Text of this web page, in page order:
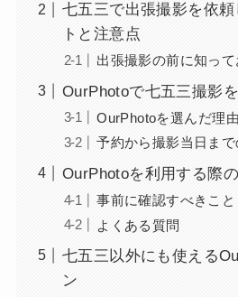
七五三で出張撮影を依
トと注意点
出張撮影の前に知っ
OurPhotoで七五三撮影
OurPhotoを選んだ理由
予約から撮影当日ま
OurPhotoを利用する際
事前に確認すべきこと
よくある質問
七五三以外にも使える
ン